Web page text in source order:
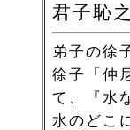
君子恥之
弟子の徐
徐子「仲
て、『水
水のどこ